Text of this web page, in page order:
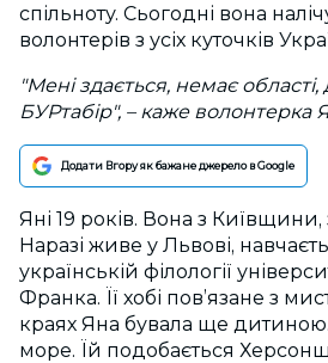
спільноту. Сьогодні вона
волонтерів з усіх куточків
"Мені здається, немає
БУРтабір", – каже волонтерка
Додати Вгору як бажане джерело в Google
Яні 19 років. Вона з Київщини,
Наразі живе у Львові,
українській філології
Франка. Її хобі пов’язане з
краях Яна бувала ще дитиною.
море. Їй подобається